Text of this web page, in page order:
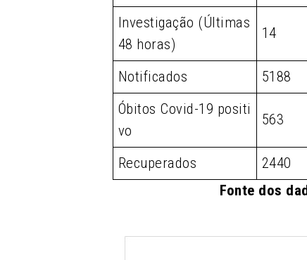
Investigação (Últimas
48 horas)
14
Notificados 5188
Óbitos Covid-19 positi
vo
563
Recuperados 2440
Fonte dos